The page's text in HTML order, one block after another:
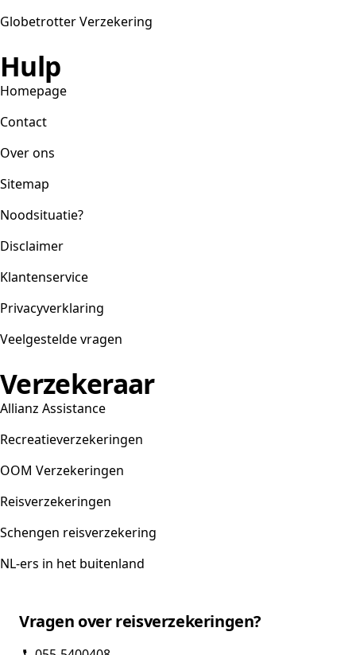
Globetrotter Verzekering
Hulp
Homepage
Contact
Over ons
Sitemap
Noodsituatie?
Disclaimer
Klantenservice
Privacyverklaring
Veelgestelde vragen
Verzekeraar
Allianz Assistance
Recreatieverzekeringen
OOM Verzekeringen
Reisverzekeringen
Schengen reisverzekering
NL-ers in het buitenland
Vragen over reisverzekeringen?